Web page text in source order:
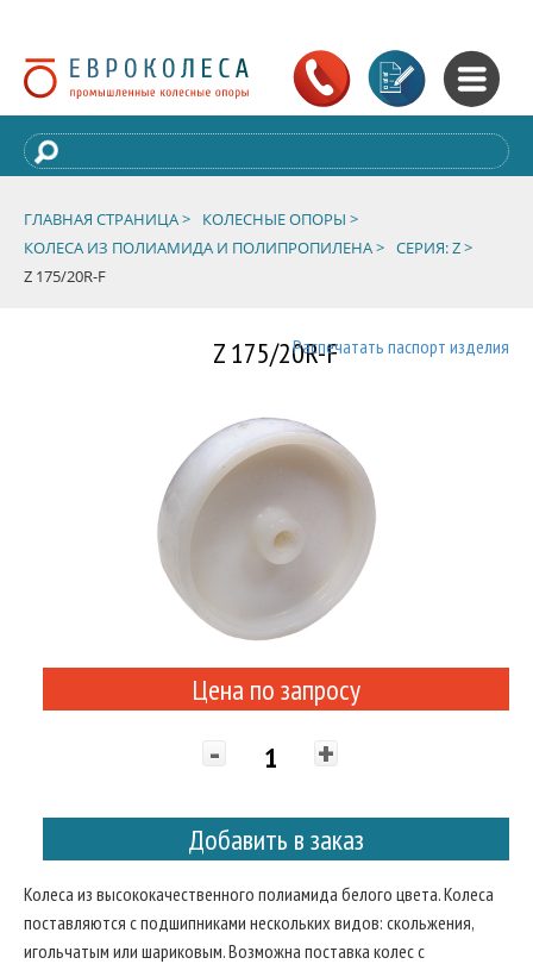
ГЛАВНАЯ СТРАНИЦА >
КОЛЕСНЫЕ ОПОРЫ >
КОЛЕСА ИЗ ПОЛИАМИДА И ПОЛИПРОПИЛЕНА > СЕРИЯ: Z >
Z 175/20R-F
Z 175/20R-FРаспечатать паспорт изделия
Цена по запросу
- +
Добавить в заказ
Колеса из высококачественного полиамида белого цвета. Колеса
поставляются с подшипниками нескольких видов: скольжения,
игольчатым или шариковым. Возможна поставка колес с